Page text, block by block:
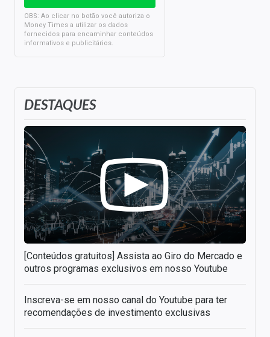
DESTAQUES
[Conteúdos gratuitos] Assista ao Giro do Mercado e
outros programas exclusivos em nosso Youtube
Inscreva-se em nosso canal do Youtube para ter
recomendações de investimento exclusivas
OBS: Ao clicar no botão você autoriza o
Money Times a utilizar os dados
fornecidos para encaminhar conteúdos
informativos e publicitários.